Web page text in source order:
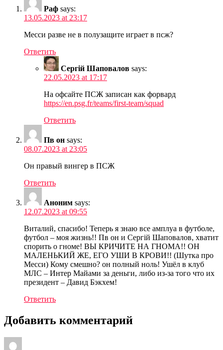
Раф says:
13.05.2023 at 23:17
Месси разве не в полузащите играет в псж?
Ответить
Сергій Шаповалов says:
22.05.2023 at 17:17
На офсайте ПСЖ записан как форвард
https://en.psg.fr/teams/first-team/squad
Ответить
Пв он says:
08.07.2023 at 23:05
Он правый вингер в ПСЖ
Ответить
Аноним says:
12.07.2023 at 09:55
Виталий, спасибо! Теперь я знаю все амплуа в футболе,
футбол – моя жизнь!! Пв он и Сергій Шаповалов, хватит
спорить о гноме! ВЫ КРИЧИТЕ НА ГНОМА!! ОН
МАЛЕНЬКИЙ ЖЕ, ЕГО УШИ В КРОВИ!! (Шутка про
Месси) Кому смешно? он полный ноль! Ушёл в клуб
МЛС – Интер Майами за деньги, либо из-за того что их
президент – Давид Бэкхем!
Ответить
Добавить комментарий